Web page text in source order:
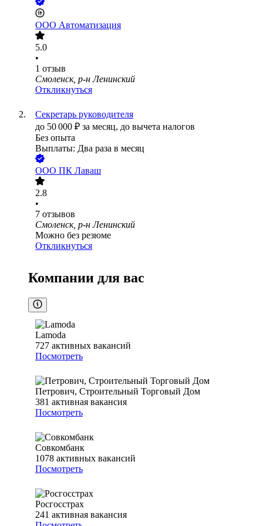
ООО Автоматизация
5.0
•
1 отзыв
Смоленск, р-н Ленинский
Откликнуться
Секретарь руководителя
до 50 000 ₽ за месяц, до вычета налогов
Без опыта
Выплаты: Два раза в месяц
ООО ПК Лаваш
2.8
•
7 отзывов
Смоленск, р-н Ленинский
Можно без резюме
Откликнуться
Компании для вас
Lamoda
727 активных вакансий
Посмотреть
Петрович, Строительный Торговый Дом
381 активная вакансия
Посмотреть
Совкомбанк
1078 активных вакансий
Посмотреть
Росгосстрах
241 активная вакансия